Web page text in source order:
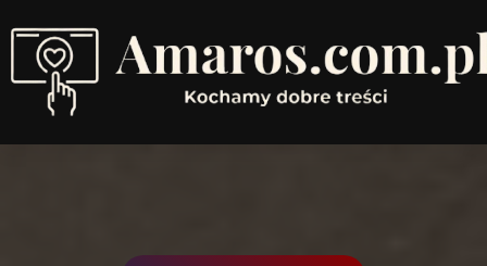
to
Content